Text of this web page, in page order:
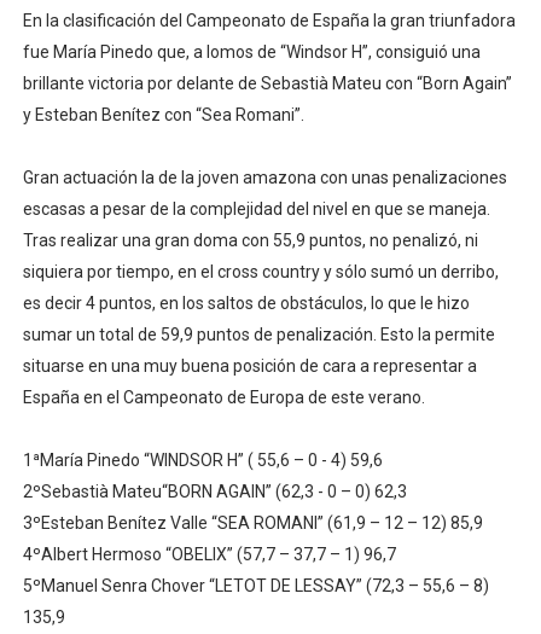
En la clasificación del Campeonato de España la gran triunfadora
fue María Pinedo que, a lomos de “Windsor H”, consiguió una
brillante victoria por delante de Sebastià Mateu con “Born Again”
y Esteban Benítez con “Sea Romani”.
Gran actuación la de la joven amazona con unas penalizaciones
escasas a pesar de la complejidad del nivel en que se maneja.
Tras realizar una gran doma con 55,9 puntos, no penalizó, ni
siquiera por tiempo, en el cross country y sólo sumó un derribo,
es decir 4 puntos, en los saltos de obstáculos, lo que le hizo
sumar un total de 59,9 puntos de penalización. Esto la permite
situarse en una muy buena posición de cara a representar a
España en el Campeonato de Europa de este verano.
1ªMaría Pinedo “WINDSOR H” ( 55,6 – 0 - 4) 59,6
2ºSebastià Mateu“BORN AGAIN” (62,3 - 0 – 0) 62,3
3ºEsteban Benítez Valle “SEA ROMANI” (61,9 – 12 – 12) 85,9
4ºAlbert Hermoso “OBELIX” (57,7 – 37,7 – 1) 96,7
5ºManuel Senra Chover “LETOT DE LESSAY” (72,3 – 55,6 – 8)
135,9